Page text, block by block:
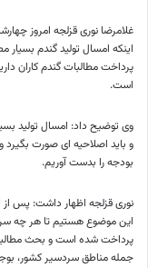
غلامرضا نوری قزلجه امروز
اینکه امسال تولید گندم
پرداخت مطالبات گندم کاران
است.
وی توضیح داد: امسال تولید
و باید اصلاحیه ای صورت
بودجه را بدست آوریم.
نوری قزلجه اظهار داشت: پس
پرداخت شده است و بحث مطالبه
جمله مناطق سردسیر کشور،